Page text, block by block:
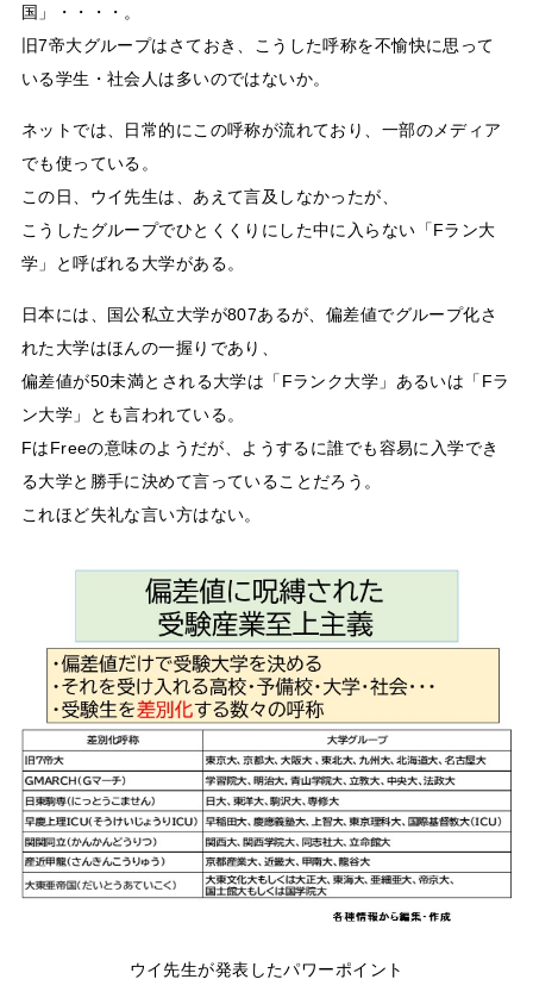
国」・・・・。
旧7帝大グループはさておき、こうした呼称を不愉快に思って
いる学生・社会人は多いのではないか。
ネットでは、日常的にこの呼称が流れており、一部のメディア
でも使っている。
この日、ウイ先生は、あえて言及しなかったが、
こうしたグループでひとくくりにした中に入らない「Fラン大
学」と呼ばれる大学がある。
日本には、国公私立大学が807あるが、偏差値でグループ化さ
れた大学はほんの一握りであり、
偏差値が50未満とされる大学は「Fランク大学」あるいは「Fラ
ン大学」とも言われている。
FはFreeの意味のようだが、ようするに誰でも容易に入学でき
る大学と勝手に決めて言っていることだろう。
これほど失礼な言い方はない。
ウイ先生が発表したパワーポイント